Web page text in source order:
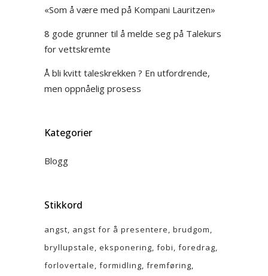
«Som å være med på Kompani Lauritzen»
8 gode grunner til å melde seg på Talekurs
for vettskremte
Å bli kvitt taleskrekken ? En utfordrende,
men oppnåelig prosess
Kategorier
Blogg
Stikkord
angst angst for å presentere brudgom
bryllupstale eksponering fobi foredrag
forlovertale formidling fremføring